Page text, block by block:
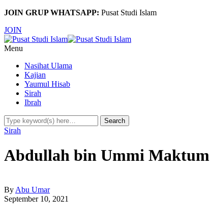
JOIN GRUP WHATSAPP: Pusat Studi Islam
JOIN
Menu
Nasihat Ulama
Kajian
Yaumul Hisab
Sirah
Ibrah
Sirah
Abdullah bin Ummi Maktum
By Abu Umar
September 10, 2021